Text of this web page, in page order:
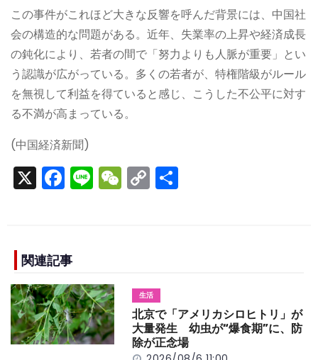
この事件がこれほど大きな反響を呼んだ背景には、中国社
会の構造的な問題がある。近年、失業率の上昇や経済成長
の鈍化により、若者の間で「努力よりも人脈が重要」とい
う認識が広がっている。多くの若者が、特権階級がルール
を無視して利益を得ていると感じ、こうした不公平に対す
る不満が高まっている。
(中国経済新聞)
X F
a
e
b
o
o
k
Li
n
W
e
C
o
n
k
関連記事
生活
北京で「アメリカシロヒトリ」が
大量発生 幼虫が“爆食期”に、防
除が正念場